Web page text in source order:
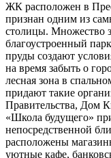
ЖК расположен в
признан одним из
столицы. Множество
благоустроенный
пруды создают
на время забыть о
лесная зона в
придают такие
Правительства, Дом
«Школа будущего»
непосредственной
расположены
уютные кафе,